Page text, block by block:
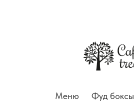
Меню Фуд боксы